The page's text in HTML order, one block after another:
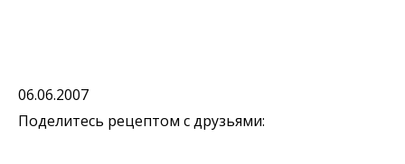
06.06.2007
Поделитесь рецептом с друзьями: